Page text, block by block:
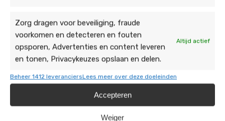
Zorg dragen voor beveiliging, fraude
voorkomen en detecteren en fouten
opsporen, Advertenties en content leveren
en tonen, Privacykeuzes opslaan en delen.
Altijd actief
Beheer 1412 leveranciersLees meer over deze doeleinden
Accepteren
Weiger
Wilt u weten wat er in uw situatie mogelijk is? Vraag
gratis advies aan– wij berekenen uw
subsidiebedrag. Meer praktische antwoorden vindt
u ook in onze FAQ.
Ons advies: zo kiest u het